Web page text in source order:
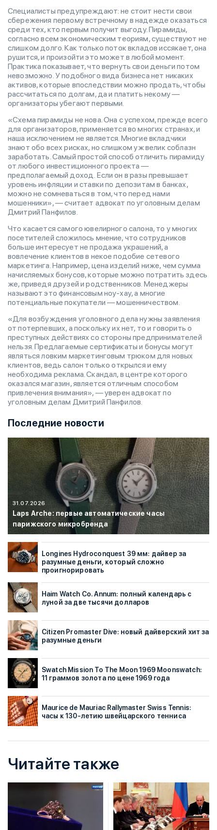
Специалисты предупреждают: не стоит нести свои
сбережения первому встречному в надежде оказаться
среди тех, кто первым получит выгоду. Пирамиды,
согласно всем экономическим теориям, существуют не
слишком долго. Как только поток вкладов иссякает, она
рушится, и произойти это может в любой момент.
Практика показывает, что вернуть свои деньги потом
невозможно. У подобного вида бизнеса нет никаких
активов, которые впоследствии можно продать, чтобы
рассчитаться по долгам, да и платить некому —
организаторы убегают первыми.
«Схема пирамиды не нова. Она с успехом, прежде всего
для организаторов, применяется во многих странах, и
наша исключением не является. Многие вкладчики
знают обо всех рисках, но слишком уж велик соблазн
заработать. Самый простой способ отличить пирамиду
от любого инвестиционного проекта —
предполагаемый доход. Если он в разы превышает
уровень инфляции и ставки по депозитам в банках,
можно не сомневаться в том, что перед нами
мошенники», — считает адвокат по уголовным делам
Дмитрий Панфилов.
Что касается самого ювелирного салона, то у многих
посетителей сложилось мнение, что сотрудников
больше интересует не продажа украшений, а
вовлечение клиентов в некое подобие сетевого
маркетинга. Например, цена изделий ниже, чем сумма
начисляемых бонусов, которые можно потратить здесь
же, приведя друзей и родственников. Менеджеры
называют это финансовым ноу-хау, а многие
потенциальные покупатели — мошенничеством.
«Для возбуждения уголовного дела нужны заявления
от потерпевших, а поскольку их нет, то и говорить о
преступных действиях со стороны предпринимателей
нельзя. Предлагаемые сертификаты и бонусы могут
являться ловким маркетинговым трюком для новых
клиентов, ведь салон только открылся и ему
необходима реклама. Скандал, в центре которого
оказался магазин, является отличным способом
привлечения внимания», — уверен адвокат по
уголовным делам Дмитрий Панфилов.
Последние новости
31.07.2026
Laps Arche: первые автоматические часы
парижского микробренда
Longines Hydroconquest 39 мм: дайвер за
разумные деньги, который сложно
проигнорировать
Haim Watch Co. Annum: полный календарь с
луной за две тысячи долларов
Citizen Promaster Dive: новый дайверский хит за
разумные деньги
Swatch Mission To The Moon 1969 Moonswatch:
11 граммов золота по цене 1969 года
Maurice de Mauriac Rallymaster Swiss Tennis:
часы к 130-летию швейцарского тенниса
Читайте также